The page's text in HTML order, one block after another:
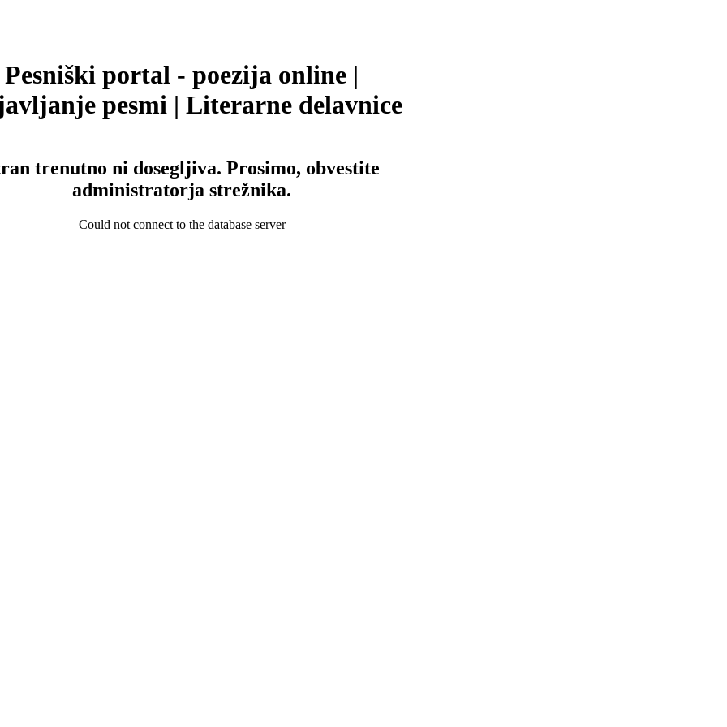
Pesniški portal - poezija online |
pesmi | Literarne delavnice
trenutno ni dosegljiva. Prosimo, obvestite
administratorja strežnika.
Could not connect to the database server